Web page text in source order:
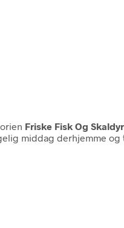
Friske Fisk Og Skaldyr
middag derhjemme